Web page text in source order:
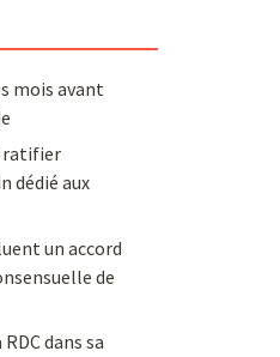
mois avant
ratifier
dédié aux
un accord
de
dans sa